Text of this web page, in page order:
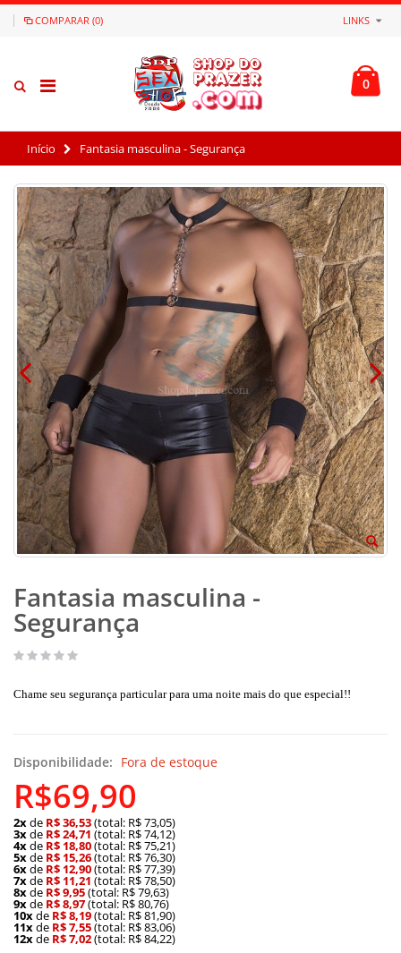
COMPARAR (0) LINKS
0
Início Fantasia masculina - Segurança
Fantasia masculina -
Segurança
Chame seu segurança particular para uma noite mais do que especial!!
Disponibilidade: Fora de estoque
R$69,90
2xde R$ 36,53(total: R$ 73,05)
3xde R$ 24,71 (total: R$ 74,12)
4xde R$ 18,80(total: R$ 75,21)
5xde R$ 15,26(total: R$ 76,30)
6xde R$ 12,90(total: R$ 77,39)
7xde R$ 11,21 (total: R$ 78,50)
8xde R$ 9,95(total: R$ 79,63)
9xde R$ 8,97(total: R$ 80,76)
10xde R$ 8,19(total: R$ 81,90)
11xde R$ 7,55(total: R$ 83,06)
12xde R$ 7,02(total: R$ 84,22)